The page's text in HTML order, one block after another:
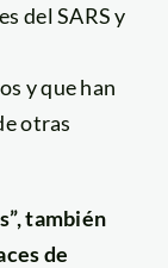
del SARS y
y que han
otras
también
de